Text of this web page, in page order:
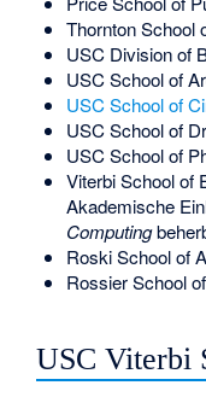
Thornton School
USC Division of
USC School of
USC School of
USC School of
USC School of
Viterbi School of
Akademische
Computing
Roski School of
Rossier School
USC Viterbi